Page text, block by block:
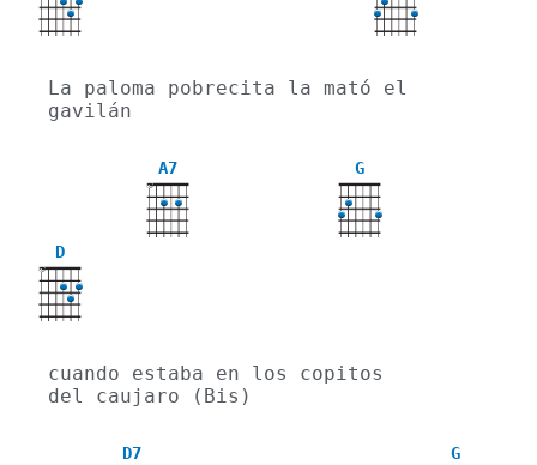
La paloma pobrecita la mató el
gavilán
A7
X
G
D
X
cuando estaba en los copitos
del caujaro (Bis)
D7 G